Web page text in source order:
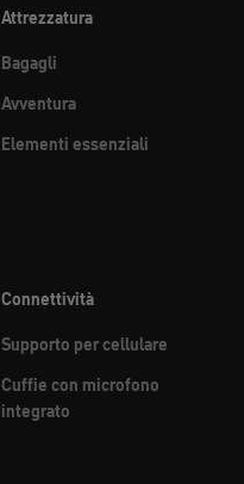
Attrezzatura
Bagagli
Avventura
Elementi essenziali
Connettività
Supporto per cellulare
Cuffie con microfono
integrato